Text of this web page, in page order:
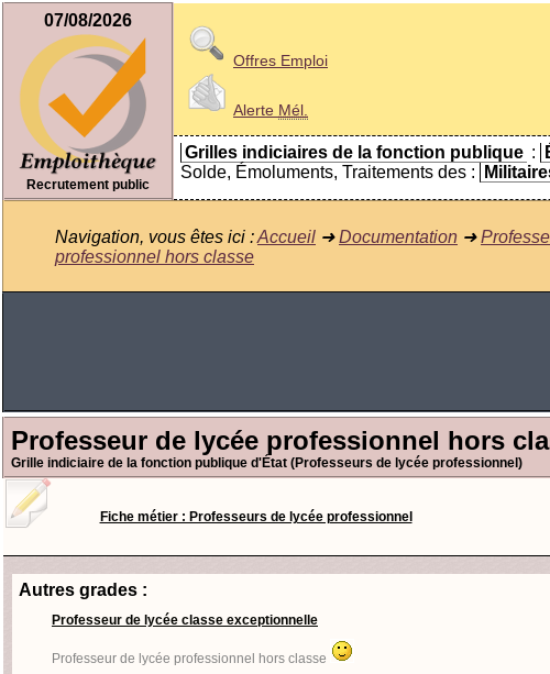
07/08/2026
Recrutement public
Offres Emploi
Alerte Mél.
Grilles indiciaires de la fonction publique :
Solde, Émoluments, Traitements des :
Navigation, vous êtes ici :Accueil ➜Documentation ➜
professionnel hors classe
Professeur de lycée professionnel hors
Grille indiciaire de la fonction publique d'État (Professeurs de lycée professionnel)
Fiche métier : Professeurs de lycée professionnel
Autres grades :
Professeur de lycée classe exceptionnelle
Professeur de lycée professionnel hors classe